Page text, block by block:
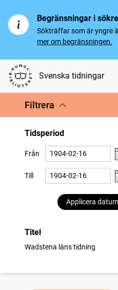
Begränsningar i
Sökträffar som är yngre
mer om begränsningen.
Svenska tidningar
Filtrera
Tidsperiod
Från
Till
Applicera datum
Titel
Wadstena läns tidning
träffar